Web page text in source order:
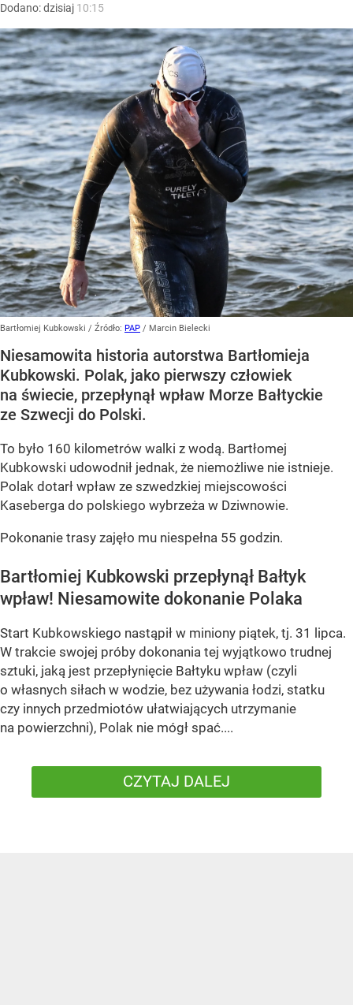
Dodano:dzisiaj 10:15
Bartłomiej Kubkowski / Źródło: PAP / Marcin Bielecki
Niesamowita historia autorstwa Bartłomieja
Kubkowski. Polak, jako pierwszy człowiek
na świecie, przepłynął wpław Morze Bałtyckie
ze Szwecji do Polski.
To było 160 kilometrów walki z wodą. Bartłomej
Kubkowski udowodnił jednak, że niemożliwe nie istnieje.
Polak dotarł wpław ze szwedzkiej miejscowości
Kaseberga do polskiego wybrzeża w Dziwnowie.
Pokonanie trasy zajęło mu niespełna 55 godzin.
Bartłomiej Kubkowski przepłynął Bałtyk
wpław! Niesamowite dokonanie Polaka
Start Kubkowskiego nastąpił w miniony piątek, tj. 31 lipca.
W trakcie swojej próby dokonania tej wyjątkowo trudnej
sztuki, jaką jest przepłynięcie Bałtyku wpław (czyli
o własnych siłach w wodzie, bez używania łodzi, statku
czy innych przedmiotów ułatwiających utrzymanie
na powierzchni), Polak nie mógł spać....
CZYTAJ DALEJ